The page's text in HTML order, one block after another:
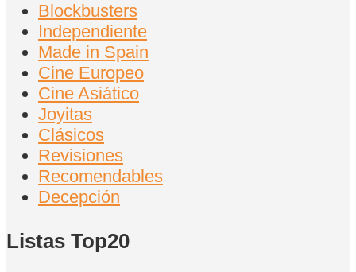
Blockbusters
Independiente
Made in Spain
Cine Europeo
Cine Asiático
Joyitas
Clásicos
Revisiones
Recomendables
Decepción
Listas Top20